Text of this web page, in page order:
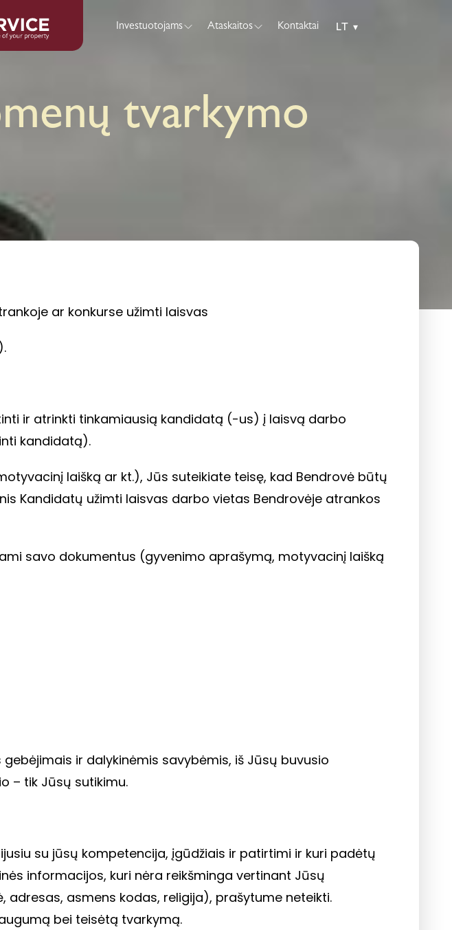
Investuotojams Ataskaitos Kontaktai LT ▾
tvarkymo
ar konkurse užimti laisvas
ir atrinkti tinkamiausią kandidatą (-us) į laisvą darbo
kandidatą).
laišką ar kt.), Jūs suteikiate teisę, kad Bendrovė būtų
Kandidatų užimti laisvas darbo vietas Bendrovėje atrankos
savo dokumentus (gyvenimo aprašymą, motyvacinį laišką
ir dalykinėmis savybėmis, iš Jūsų buvusio
– tik Jūsų sutikimu.
su jūsų kompetencija, įgūdžiais ir patirtimi ir kuri padėtų
informacijos, kuri nėra reikšminga vertinant Jūsų
asmens kodas, religija), prašytume neteikti.
bei teisėtą tvarkymą.